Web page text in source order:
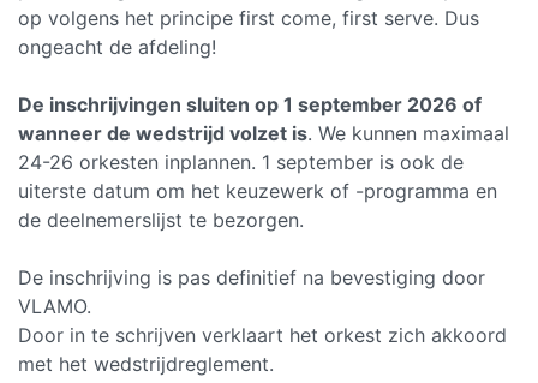
op volgens het principe first come, first serve. Dus
ongeacht de afdeling!
De inschrijvingen sluiten op 1 september 2026 of
wanneer de wedstrijd volzet is. We kunnen maximaal
24-26 orkesten inplannen. 1 september is ook de
uiterste datum om het keuzewerk of -programma en
de deelnemerslijst te bezorgen.
De inschrijving is pas definitief na bevestiging door
VLAMO.
Door in te schrijven verklaart het orkest zich akkoord
met het wedstrijdreglement.